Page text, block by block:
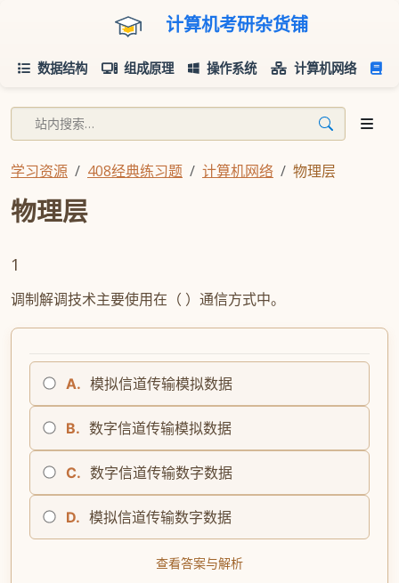
计算机考研杂货铺
数据结构 组成原理 操作系统 计算机网络
学习资源 408经典练习题 计算机网络 物理层
物理层
1
调制解调技术主要使用在（ ）通信方式中。
A. 模拟信道传输模拟数据
B. 数字信道传输模拟数据
C. 数字信道传输数字数据
D. 模拟信道传输数字数据
查看答案与解析